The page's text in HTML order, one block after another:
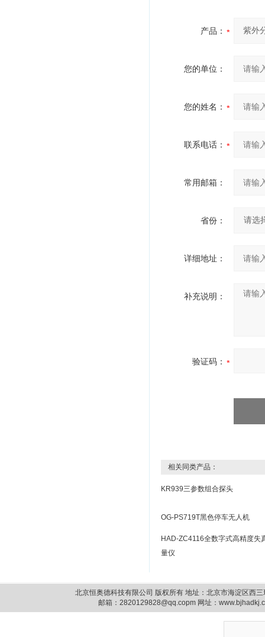
产品：
您的单位：
您的姓名：
联系电话：
常用邮箱：
省份：
详细地址：
补充说明：
验证码：
相关同类产品：
KR939三参数组合探头
OG-PS719T黑色停车无人机
HAD-ZC4116全数字式高精度失
量仪
北京恒奥德科技有限公司 版权所有 地址：北京市海淀区西
邮箱：2820129828@qq.copm 网址：